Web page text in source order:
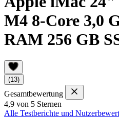
M4 8-Core 3,0
RAM 256 GB
(13)
Gesamtbewertung
4,9 von 5 Sternen
Alle Testberichte und